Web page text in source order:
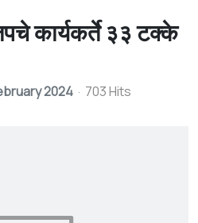
कार्यकर्ते ३३ टक्के
2024 703 Hits